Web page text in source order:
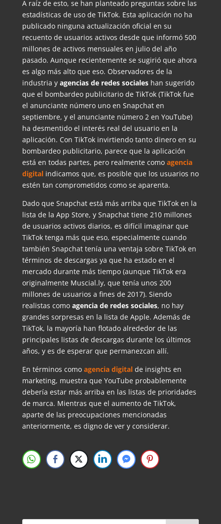
A raíz de esto, se han planteado preguntas sobre las
estadísticas de uso de TikTok. Esta aplicación no ha
publicado ninguna actualización oficial en su
recuento de usuarios activos desde que informó 500
millones de activos mensuales en julio del año
pasado. Aunque recientemente se sugirió que ahora
es algo más alto que eso. Observadores de la
industria y agencias de redes socialeshan sugerido
que el bombardeo publicitario de TikTok (TikTok fue
el anunciante número uno en Snapchat en
septiembre, y el anunciante número 2 en YouTube)
ha desmentido el interés real del usuario en la
aplicación. Con TikTok invirtiendo tanto dinero en su
bombardeo publicitario, parece que la aplicación
está en todas partes, pero realmente como agencia
digitalindicamos que, es posible que los usuarios no
estén tan comprometidos como se aparenta.
Dado que Snapchat está más arriba que TikTok en la
lista de la App Store, y Snapchat tiene 210 millones
de usuarios activos diarios, es difícil imaginar que
TikTok tenga más que eso, especialmente cuando
también Snapchat tenía una ventaja sobre TikTok en
términos de descargas ya que ha estado en el
mercado durante más tiempo (aunque TikTok era
originalmente Muscial.ly, que tenía unos 200
millones de usuarios a fines de 2017). Siendo
realistas como agencia de redes sociales, no hay
grandes sorpresas en la lista de Apple. Además de
TikTok, la mayoría han flotado alrededor de las
principales listas de descargas durante los últimos
años, y es de esperar que permanezcan allí.
En términos como agencia digitalde insights en
marketing, muestra que YouTube probablemente
debería estar más arriba en las listas de prioridades
de marca. Mientras que el aumento de TikTok,
aparte de las preocupaciones mencionadas
anteriormente, es digno de ver y considerar.